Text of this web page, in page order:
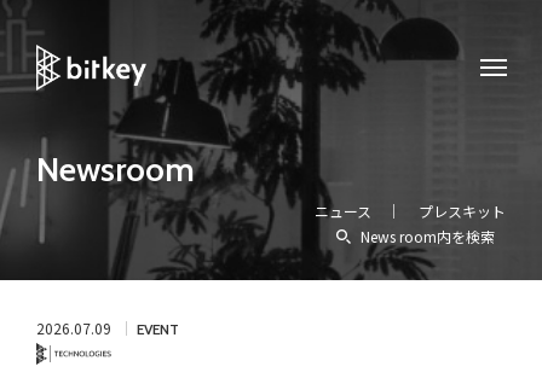
Newsroom
ニュース
プレスキット
News room内を検索
2026.07.09 EVENT